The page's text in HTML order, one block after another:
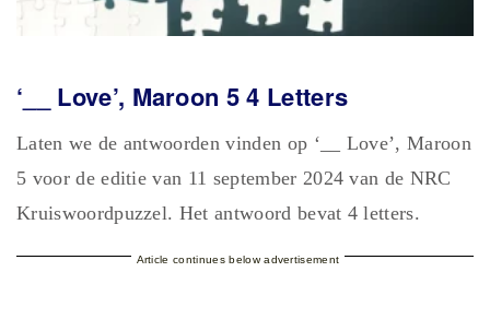
‘__ Love’, Maroon 5 4 Letters
Laten we de antwoorden vinden op ‘__ Love’, Maroon
5 voor de editie van 11 september 2024 van de NRC
Kruiswoordpuzzel. Het antwoord bevat 4 letters.
Article continues below advertisement